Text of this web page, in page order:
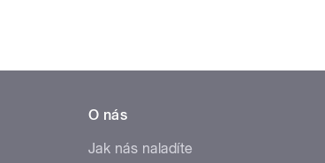
O nás
Jak nás naladíte